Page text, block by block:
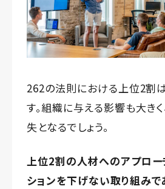
262の法則における上位2割
す。組織に与える影響も大き
失となるでしょう。
上位2割の人材へのアプロー
ションを下げない取り組みで